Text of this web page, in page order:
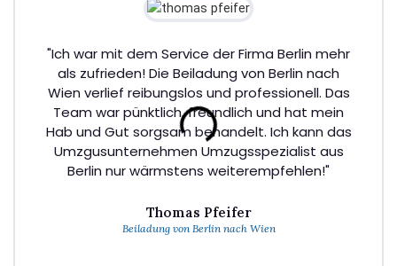
"Ich war mit dem Service der Firma Berlin mehr
als zufrieden! Die Beiladung von Berlin nach
Wien verlief reibungslos und professionell. Das
Team war pünktlich, freundlich und hat mein
Hab und Gut sorgsam behandelt. Ich kann das
Umzgusunternehmen Umzugsspezialist aus
Berlin nur wärmstens weiterempfehlen!"
Thomas Pfeifer
Beiladung von Berlin nach Wien